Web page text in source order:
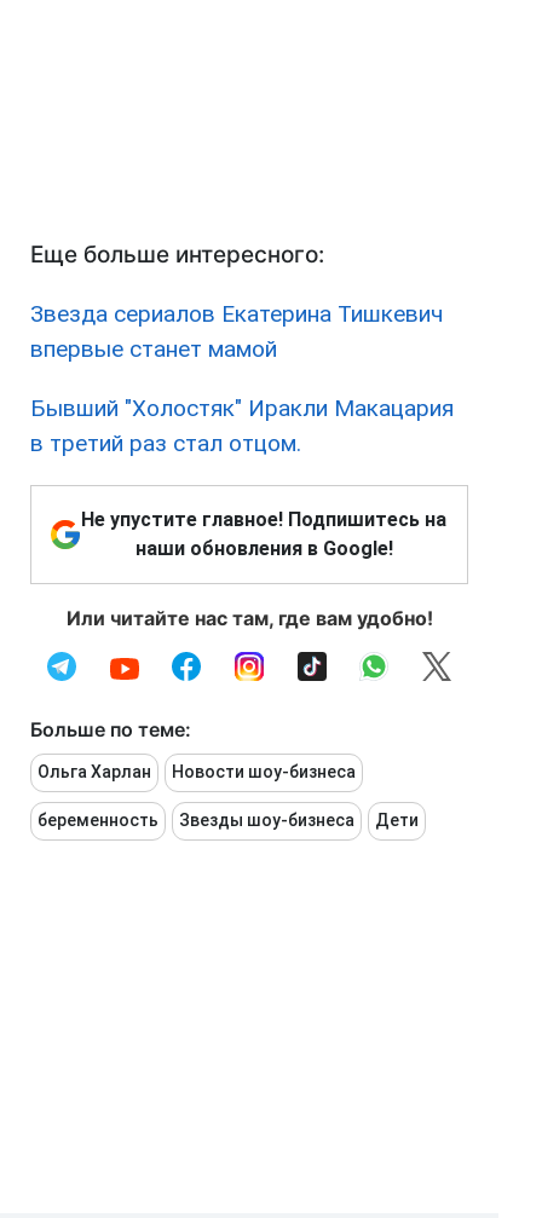
Еще больше интересного:
Звезда сериалов Екатерина Тишкевич
впервые станет мамой
Бывший "Холостяк" Иракли Макацария
в третий раз стал отцом.
Не упустите главное! Подпишитесь на
наши обновления в Google!
Или читайте нас там, где вам удобно!
Больше по теме:
Ольга Харлан Новости шоу-бизнеса
беременность Звезды шоу-бизнеса Дети